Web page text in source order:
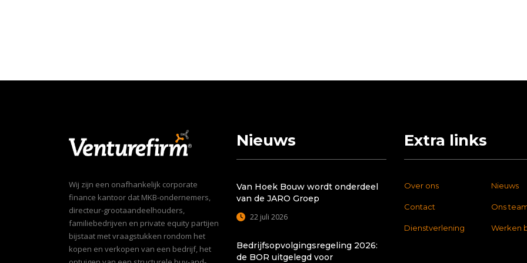
Wij zijn een onafhankelijk corporate
finance kantoor dat MKB-ondernemers,
directeur-grootaandeelhouders,
familiebedrijven en private equity partijen
bijstaat met vraagstukken rondom het
kopen en verkopen van een bedrijf, het
Nieuws
Van Hoek Bouw wordt onderdeel
van de JARO Groep
22 juli 2026
Bedrijfsopvolgingsregeling 2026:
de BOR uitgelegd voor
Extra links
Over ons Nieuws
Contact Ons
Dienstverlening Werken